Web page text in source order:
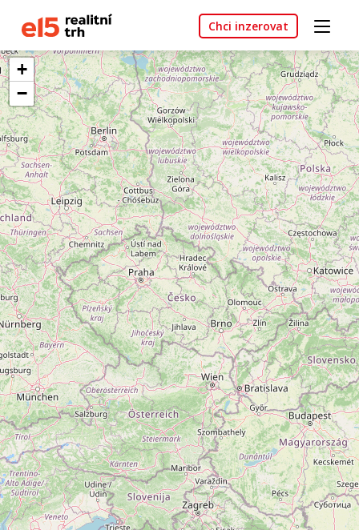
Chci inzerovat
+
−